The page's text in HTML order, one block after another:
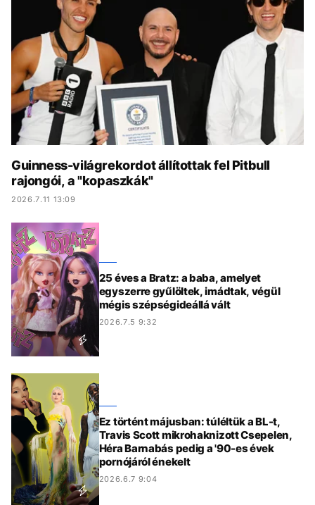
KÖZÉLET UTAZÁS
ÉLETMÓD DESIGN
BESZÉLGETÉSEK ARCOK
VIDEÓ TÖRTÉNETEK
GASZTRO
Guinness-világrekordot állítottak fel Pitbull
rajongói, a "kopaszkák"
2026.7.11 13:09
25 éves a Bratz: a baba, amelyet
egyszerre gyűlöltek, imádtak, végül
mégis szépségideállá vált
2026.7.5 9:32
Ez történt májusban: túléltük a BL-t,
Travis Scott mikrohaknizott Csepelen,
Héra Barnabás pedig a '90-es évek
pornójáról énekelt
2026.6.7 9:04